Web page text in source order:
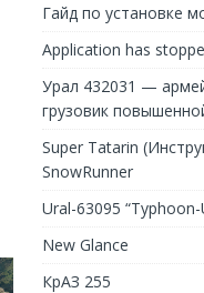
Гайд по установке
Application has
Урал 432031 —
грузовик
Super Tatarin
SnowRunner
Ural-63095
New Glance
КрАЗ 255